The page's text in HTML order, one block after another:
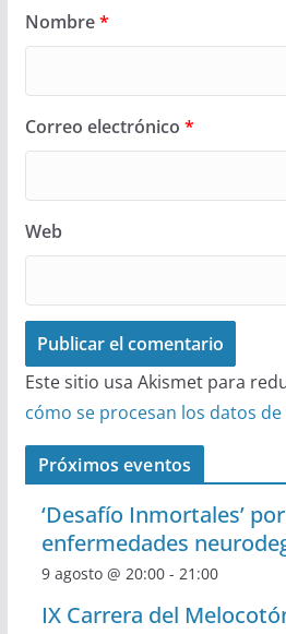
Nombre*
Correo electrónico *
Web
Este sitio usa Akismet para
cómo se procesan los datos
Próximos eventos
‘Desafío Inmortales’
enfermedades
9 agosto @ 20:00- 21:00
IX Carrera del